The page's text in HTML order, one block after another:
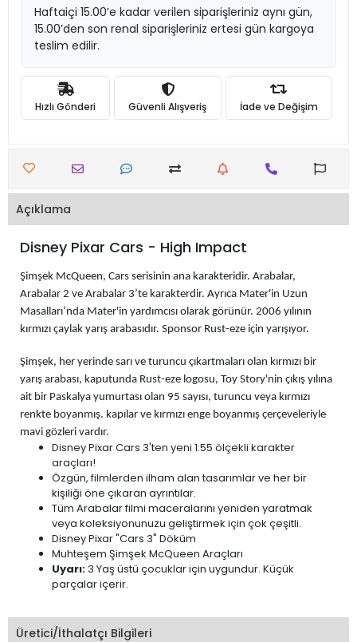
Haftaiçi 15.00’e kadar verilen siparişleriniz aynı gün,
15.00’den son renal siparişleriniz ertesi gün kargoya
teslim edilir.
Hızlı Gönderi Güvenli Alışveriş İade ve Değişim
Açıklama
Disney Pixar Cars - High Impact
Şimşek McQueen, Cars serisinin ana karakteridir. Arabalar,
Arabalar 2 ve Arabalar 3’te karakterdir. Ayrıca Mater'in Uzun
Masalları’nda Mater'in yardımcısı olarak görünür. 2006 yılının
kırmızı çaylak yarış arabasıdır. Sponsor Rust-eze için yarışıyor.
Şimşek, her yerinde sarı ve turuncu çıkartmaları olan kırmızı bir
yarış arabası, kaputunda Rust-eze logosu, Toy Story'nin çıkış yılına
ait bir Paskalya yumurtası olan 95 sayısı, turuncu veya kırmızı
renkte boyanmış. kapılar ve kırmızı enge boyanmış çerçeveleriyle
mavi gözleri vardır.
Disney Pixar Cars 3'ten yeni 1:55 ölçekli karakter
araçları!
Özgün, filmlerden ilham alan tasarımlar ve her bir
kişiliği öne çıkaran ayrıntılar.
Tüm Arabalar filmi maceralarını yeniden yaratmak
veya koleksiyonunuzu geliştirmek için çok çeşitli.
Disney Pixar "Cars 3" Döküm
Muhteşem Şimşek McQueen Araçları
Uyarı:3 Yaş üstü çocuklar için uygundur. Küçük
parçalar içerir.
Üretici/İthalatçı Bilgileri